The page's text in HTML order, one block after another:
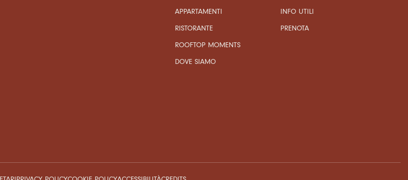
APPARTAMENTI
RISTORANTE
ROOFTOP MOMENTS
DOVE SIAMO
INFO UTILI
PRENOTA